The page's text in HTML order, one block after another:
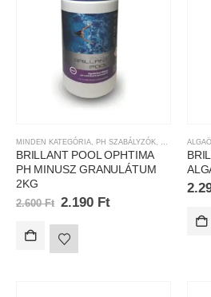
MINDEN KATEGÓRIA PH SZABÁLYZÓK VEGYSZEREK
BRILLANT POOL OPHTIMA
PH MINUSZ GRANULÁTUM
2KG
2.600Ft 2.190 Ft